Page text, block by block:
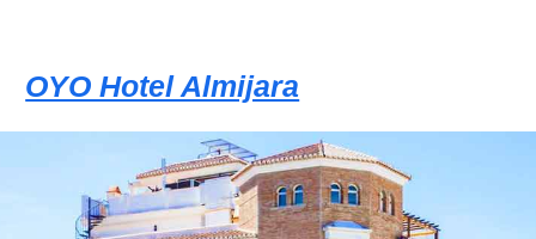
OYO Hotel Almijara